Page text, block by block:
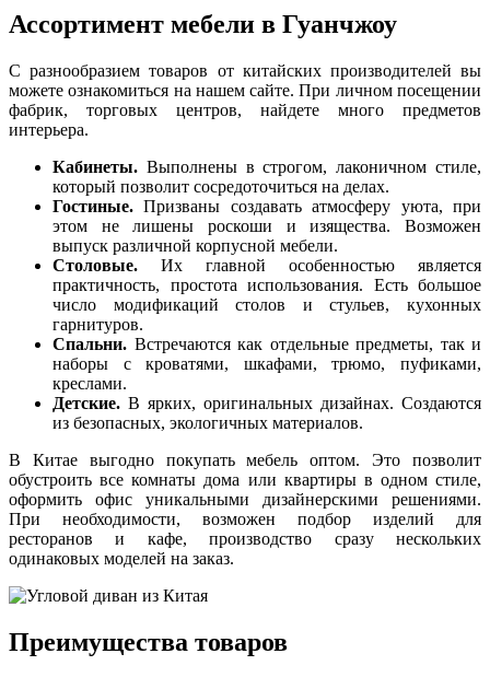
Ассортимент мебели в Гуанчжоу
С разнообразием товаров от китайских производителей вы
можете ознакомиться на нашем сайте. При личном посещении
фабрик, торговых центров, найдете много предметов
интерьера.
Кабинеты. Выполнены в строгом, лаконичном стиле,
который позволит сосредоточиться на делах.
Гостиные. Призваны создавать атмосферу уюта, при
этом не лишены роскоши и изящества. Возможен
выпуск различной корпусной мебели.
Столовые. Их главной особенностью является
практичность, простота использования. Есть большое
число модификаций столов и стульев, кухонных
гарнитуров.
Спальни. Встречаются как отдельные предметы, так и
наборы с кроватями, шкафами, трюмо, пуфиками,
креслами.
Детские. В ярких, оригинальных дизайнах. Создаются
из безопасных, экологичных материалов.
В Китае выгодно покупать мебель оптом. Это позволит
обустроить все комнаты дома или квартиры в одном стиле,
оформить офис уникальными дизайнерскими решениями.
При необходимости, возможен подбор изделий для
ресторанов и кафе, производство сразу нескольких
одинаковых моделей на заказ.
Преимущества товаров